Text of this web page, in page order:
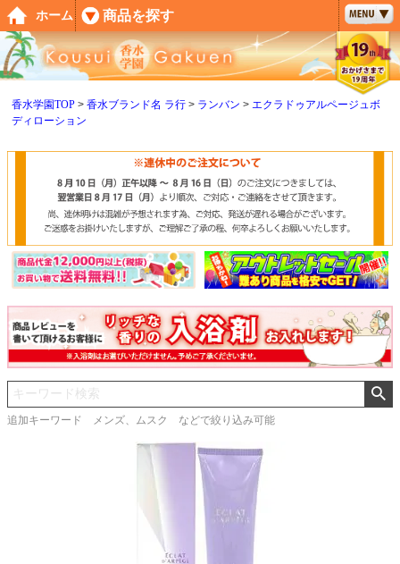
香水学園TOP 香水ブランド名 ラ行 ランバン
エクラドゥアルページュボ
ディローション
追加キーワード メンズ、ムスク などで絞り込み可能
ペー
ジト
ップ
へ
ホーム 商品を探す